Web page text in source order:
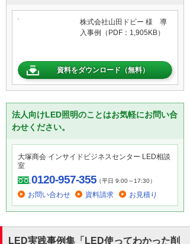
株式会社山田ドビー 様 導
入事例（PDF：1,905KB）
資料をダウンロード（無料）
法人向けLED照明のことはお気軽にお問い合
わせください。
大塚商会 インサイドビジネスセンター LED相談
室
0120-957-355（平日 9:00～17:30）
お問い合わせ 資料請求 お見積り
LED実践事例集「LED使ってわかった削